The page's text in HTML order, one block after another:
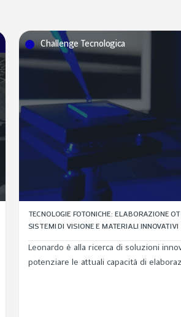
TECNOLOGIE FOTONICHE: ELABORAZIONE
SISTEMI DI VISIONE E MATERIALI INNOVATIVI
Leonardo è alla ricerca di soluzioni
potenziare le attuali capacità di
Challenge Tecnologica